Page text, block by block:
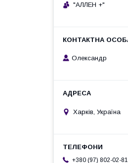
"АЛЛЕН +"
Олександр
Харків, Україна
+380 (97) 802-02-81